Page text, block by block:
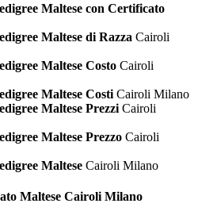
Maltese con Certificato
Maltese di Razza Cairoli
Maltese Costo Cairoli
Maltese Costi Cairoli Milano
Maltese Prezzi Cairoli
Maltese Prezzo Cairoli
Maltese Cairoli Milano
Maltese Cairoli Milano